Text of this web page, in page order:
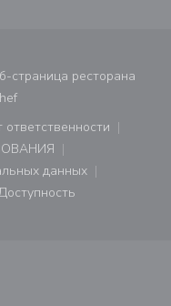
страница ресторана
((открывается в новом
в новом окне))
в новом окне))
данных
в новом окне))
в новом окне))
((открывается в